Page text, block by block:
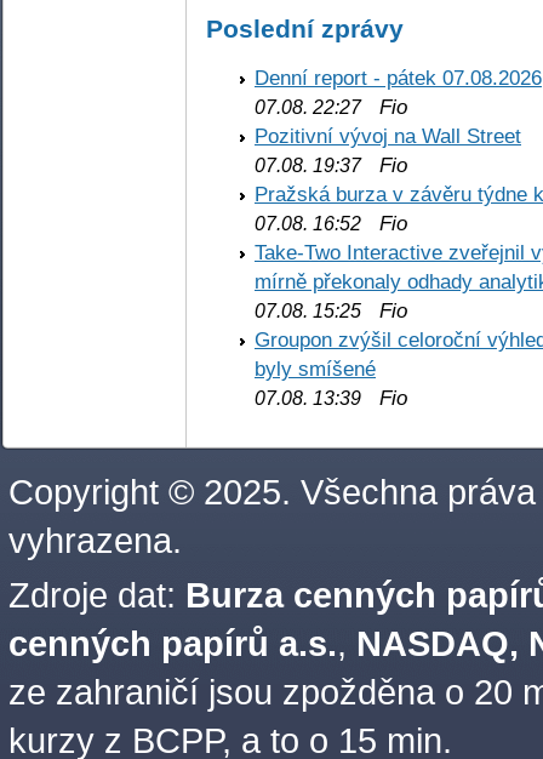
Poslední zprávy
Denní report - pátek 07.08.2026
07.08. 22:27Fio
Pozitivní vývoj na Wall Street
07.08. 19:37Fio
Pražská burza v závěru týdne
07.08. 16:52 Fio
Take-Two Interactive zveřejnil
mírně překonaly odhady
07.08. 15:25 Fio
Groupon zvýšil celoroční
byly smíšené
07.08. 13:39 Fio
Copyright © 2025. Všechna práva
vyhrazena.
Zdroje dat: Burza cenných
cenných papírů a.s., NASDAQ,
ze zahraničí jsou zpožděna o 20
kurzy z BCPP, a to o 15 min.